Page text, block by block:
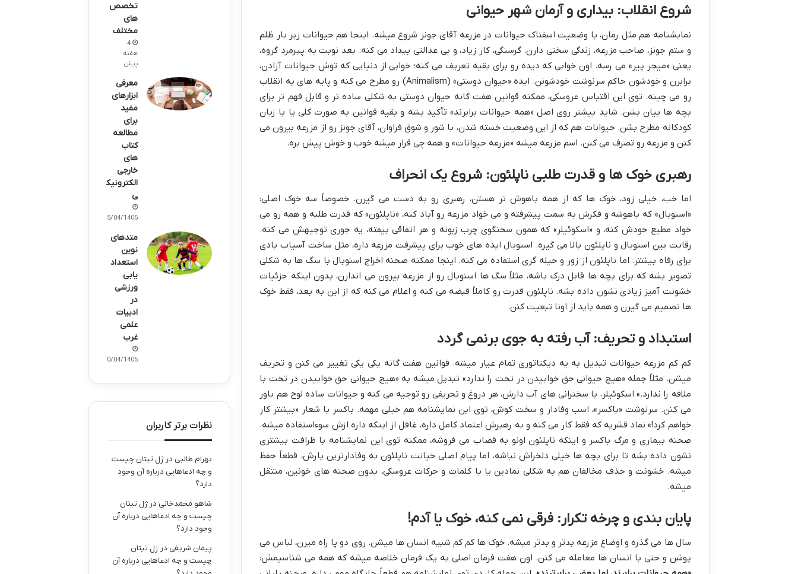
شروع انقلاب: بیداری و آرمان شهر حیوانی
نمایشنامه هم مثل رمان، با وضعیت اسفناک حیوانات در مزرعه آقای جونز شروع میشه. اینجا هم حیوانات زیر بار ظلم
و ستم جونز، صاحب مزرعه، زندگی سختی دارن. گرسنگی، کار زیاد، و بی عدالتی بیداد می کنه. بعد نوبت به پیرمرد گروه،
یعنی «میجر پیر» می رسه. اون خوابی که دیده رو برای بقیه تعریف می کنه؛ خوابی از دنیایی که توش حیوانات آزادن،
برابرن و خودشون حاکم سرنوشت خودشونن. ایده «حیوان دوستی» (Animalism) رو مطرح می کنه و پایه های یه انقلاب
رو می چینه. توی این اقتباس عروسکی، ممکنه قوانین هفت گانه حیوان دوستی به شکلی ساده تر و قابل فهم تر برای
بچه ها بیان بشن. شاید بیشتر روی اصل «همه حیوانات برابرند» تأکید بشه و بقیه قوانین به صورت کلی یا با زبان
کودکانه مطرح بشن. حیوانات هم که از این وضعیت خسته شدن، با شور و شوق فراوان، آقای جونز رو از مزرعه بیرون می
کنن و مزرعه رو تصرف می کنن. اسم مزرعه میشه «مزرعه حیوانات» و همه چی قرار میشه خوب و خوش پیش بره.
رهبری خوک ها و قدرت طلبی ناپلئون: شروع یک انحراف
اما خب، خیلی زود، خوک ها که از همه باهوش تر هستن، رهبری رو به دست می گیرن. خصوصاً سه خوک اصلی:
«اسنوبال» که باهوشه و فکرش به سمت پیشرفته و می خواد مزرعه رو آباد کنه، «ناپلئون» که قدرت طلبه و همه رو می
خواد مطیع خودش کنه، و «اسکوئیلر» که همون سخنگوی چرب زبونه و هر اتفاقی بیفته، یه جوری توجیهش می کنه.
رقابت بین اسنوبال و ناپلئون بالا می گیره. اسنوبال ایده های خوب برای پیشرفت مزرعه داره، مثل ساخت آسیاب بادی
برای رفاه بیشتر. اما ناپلئون از زور و حیله گری استفاده می کنه. اینجا ممکنه صحنه اخراج اسنوبال با سگ ها به شکلی
تصویر بشه که برای بچه ها قابل درک باشه، مثلاً سگ ها اسنوبال رو از مزرعه بیرون می اندازن، بدون اینکه جزئیات
خشونت آمیز زیادی نشون داده بشه. ناپلئون قدرت رو کاملاً قبضه می کنه و اعلام می کنه که از این به بعد، فقط خوک
ها تصمیم می گیرن و همه باید از اونا تبعیت کنن.
استبداد و تحریف: آب رفته به جوی برنمی گردد
کم کم مزرعه حیوانات تبدیل به یه دیکتاتوری تمام عیار میشه. قوانین هفت گانه یکی یکی تغییر می کنن و تحریف
میشن. مثلاً جمله «هیچ حیوانی حق خوابیدن در تخت را ندارد» تبدیل میشه به «هیچ حیوانی حق خوابیدن در تخت با
ملافه را ندارد.» اسکوئیلر، با سخنرانی های آب دارش، هر دروغ و تحریفی رو توجیه می کنه و حیوانات ساده لوح هم باور
می کنن. سرنوشت «باکسر»، اسب وفادار و سخت کوش، توی این نمایشنامه هم خیلی مهمه. باکسر با شعار «بیشتر کار
خواهم کرد!» نماد قشریه که فقط کار می کنه و به رهبرش اعتماد کامل داره، غافل از اینکه داره ازش سوءاستفاده میشه.
صحنه بیماری و مرگ باکسر و اینکه ناپلئون اونو به قصاب می فروشه، ممکنه توی این نمایشنامه با ظرافت بیشتری
نشون داده بشه تا برای بچه ها خیلی دلخراش نباشه، اما پیام اصلی خیانت ناپلئون به وفادارترین یارش، قطعاً حفظ
میشه. خشونت و حذف مخالفان هم به شکلی نمادین یا با کلمات و حرکات عروسکی، بدون صحنه های خونین، منتقل
میشه.
پایان بندی و چرخه تکرار: فرقی نمی کنه، خوک یا آدم!
سال ها می گذره و اوضاع مزرعه بدتر و بدتر میشه. خوک ها کم کم شبیه انسان ها میشن. روی دو پا راه میرن، لباس می
پوشن و حتی با انسان ها معامله می کنن. اون هفت فرمان اصلی به یک فرمان خلاصه میشه که همه می شناسیمش:
تخصص‌
های
مختلف
4
هفته
پیش
معرفی
ابزارهای
مفید
برای
مطالعه
کتاب
های
خارجی
الکترونیک
ی
15/04/1405
متدهای
نوین
استعداد
یابی
ورزشی
در
ادبیات
علمی
غرب
10/04/1405
نظرات برتر کاربران
بهرام طالبی در ژل تیتان چیست
و چه ادعاهایی درباره آن وجود
دارد؟
شاهو محمدخانی در ژل تیتان
چیست و چه ادعاهایی درباره آن
وجود دارد؟
پیمان شریفی در ژل تیتان
چیست و چه ادعاهایی درباره آن